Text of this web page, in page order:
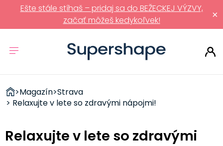
×
Ešte stále stíhaš – pridaj sa do BEŽECKEJ VÝZVY,
začať môžeš kedykoľvek!
ZDRAVÉ
RÝCHLOVKY
>Magazín>Strava
> Relaxujte v lete so zdravými nápojmi!
Relaxujte v lete so zdravými